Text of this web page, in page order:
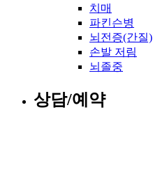
치매
파킨슨병
뇌전증(간질)
손발 저림
뇌졸중
상담/예약